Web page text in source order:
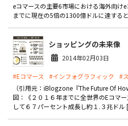
eコマースの主要6市場における海外向け
までに現在の5倍の1300億ドルに達すると
ショッピングの未来像
2014年02月03日
#Eコマース #インフォグラフィック
#
（引用元：iBlogzone『The Future Of
図：《２０１６年までに全世界のEコマ
して６７パーセント成長し約１.３兆ド